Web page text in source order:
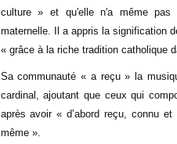
culture » ​​et qu'elle n'a même pas
maternelle. Il a appris la signification
« grâce à la riche tradition catholique
Sa communauté « a reçu » la
cardinal, ajoutant que ceux qui
après avoir « d’abord reçu, connu
même ».